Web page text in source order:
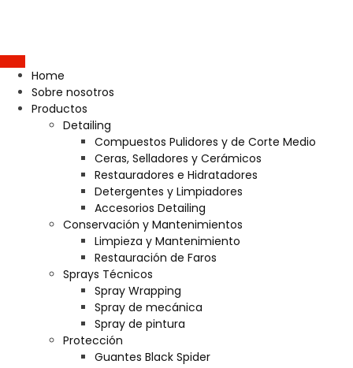
Home
Sobre nosotros
Productos
Detailing
Compuestos Pulidores y de Corte Medio
Ceras, Selladores y Cerámicos
Restauradores e Hidratadores
Detergentes y Limpiadores
Accesorios Detailing
Conservación y Mantenimientos
Limpieza y Mantenimiento
Restauración de Faros
Sprays Técnicos
Spray Wrapping
Spray de mecánica
Spray de pintura
Protección
Guantes Black Spider